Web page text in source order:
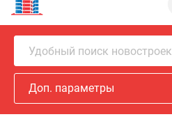
Квартиры
Ипотека
Новостройки
Москвы
Новостройки
Подмосковья
Новостройки
Удобный поиск новостроек
Доп. параметры